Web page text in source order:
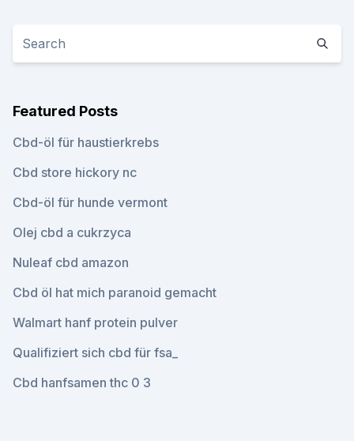
Featured Posts
Cbd-öl für haustierkrebs
Cbd store hickory nc
Cbd-öl für hunde vermont
Olej cbd a cukrzyca
Nuleaf cbd amazon
Cbd öl hat mich paranoid gemacht
Walmart hanf protein pulver
Qualifiziert sich cbd für fsa_
Cbd hanfsamen thc 0 3